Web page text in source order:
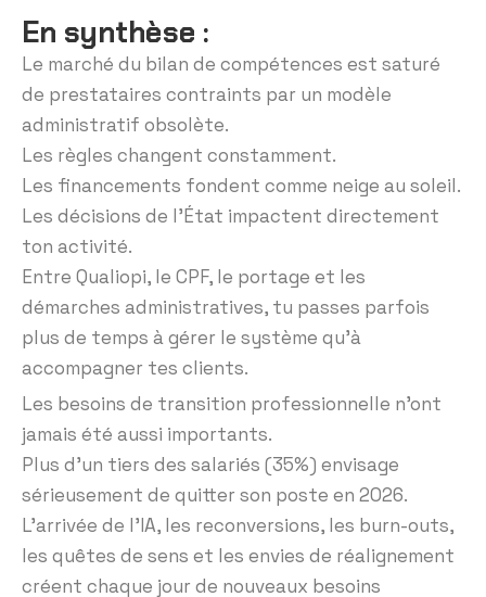
En synthèse :
Le marché du bilan de compétences est saturé
de prestataires contraints par un modèle
administratif obsolète.
Les règles changent constamment.
Les financements fondent comme neige au soleil.
Les décisions de l’État impactent directement
ton activité.
Entre Qualiopi, le CPF, le portage et les
démarches administratives, tu passes parfois
plus de temps à gérer le système qu’à
accompagner tes clients.
Les besoins de transition professionnelle n’ont
jamais été aussi importants.
Plus d’un tiers des salariés (35%) envisage
sérieusement de quitter son poste en 2026.
L’arrivée de l’IA, les reconversions, les burn-outs,
les quêtes de sens et les envies de réalignement
créent chaque jour de nouveaux besoins